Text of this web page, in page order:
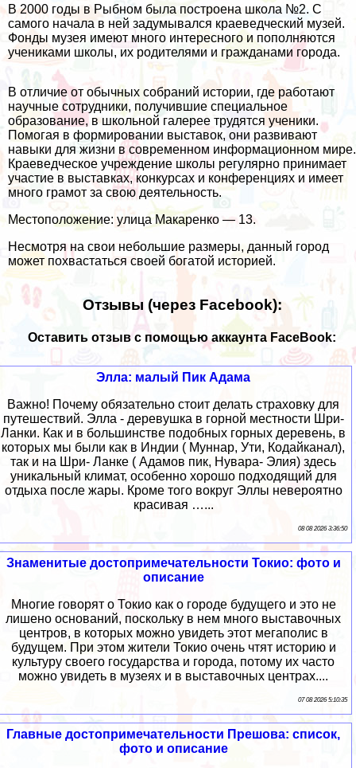
В 2000 годы в Рыбном была построена школа №2. С
самого начала в ней задумывался краеведческий музей.
Фонды музея имеют много интересного и пополняются
учениками школы, их родителями и гражданами города.
В отличие от обычных собраний истории, где работают
научные сотрудники, получившие специальное
образование, в школьной галерее трудятся ученики.
Помогая в формировании выставок, они развивают
навыки для жизни в современном информационном мире.
Краеведческое учреждение школы регулярно принимает
участие в выставках, конкурсах и конференциях и имеет
много грамот за свою деятельность.
Местоположение: улица Макаренко — 13.
Несмотря на свои небольшие размеры, данный город
может похвастаться своей богатой историей.
Отзывы (через Facebook):
Оставить отзыв с помощью аккаунта FaceBook:
Элла: малый Пик Адама
Важно! Почему обязательно стоит делать страховку для
путешествий. Элла - деревушка в горной местности Шри-
Ланки. Как и в большинстве подобных горных деревень, в
которых мы были как в Индии ( Муннар, Ути, Кодайканал),
так и на Шри- Ланке ( Адамов пик, Нувара- Элия) здесь
уникальный климат, особенно хорошо подходящий для
отдыха после жары. Кроме того вокруг Эллы невероятно
красивая …...
08 08 2026 3:36:50
Знаменитые достопримечательности Токио: фото и
описание
Многие говорят о Токио как о городе будущего и это не
лишено оснований, поскольку в нем много выставочных
центров, в которых можно увидеть этот мегаполис в
будущем. При этом жители Токио очень чтят историю и
культуру своего государства и города, потому их часто
можно увидеть в музеях и в выставочных центрах....
07 08 2026 5:10:35
Главные достопримечательности Прешова: список,
фото и описание